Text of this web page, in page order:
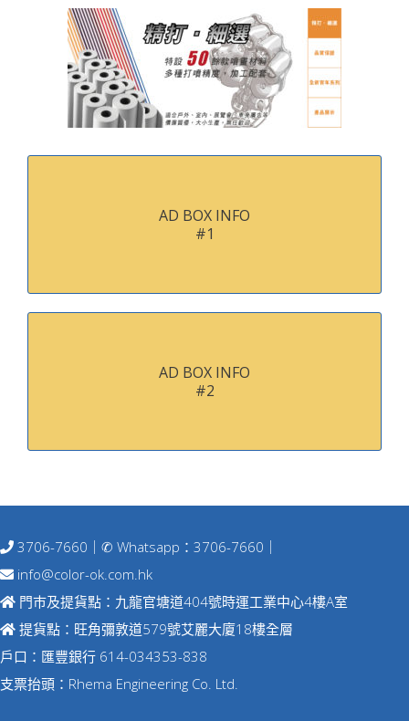
AD BOX INFO
#1
AD BOX INFO
#2
3706-7660 ｜✆ Whatsapp： 3706-7660
info@color-ok.com.hk
門巿及提貨點：九龍官塘道404號時運工業中心4樓A室
提貨點：旺角彌敦道579號艾麗大廈18樓全層
戶口：匯豐銀行 614-034353-838
支票抬頭：Rhema Engineering Co. Ltd.